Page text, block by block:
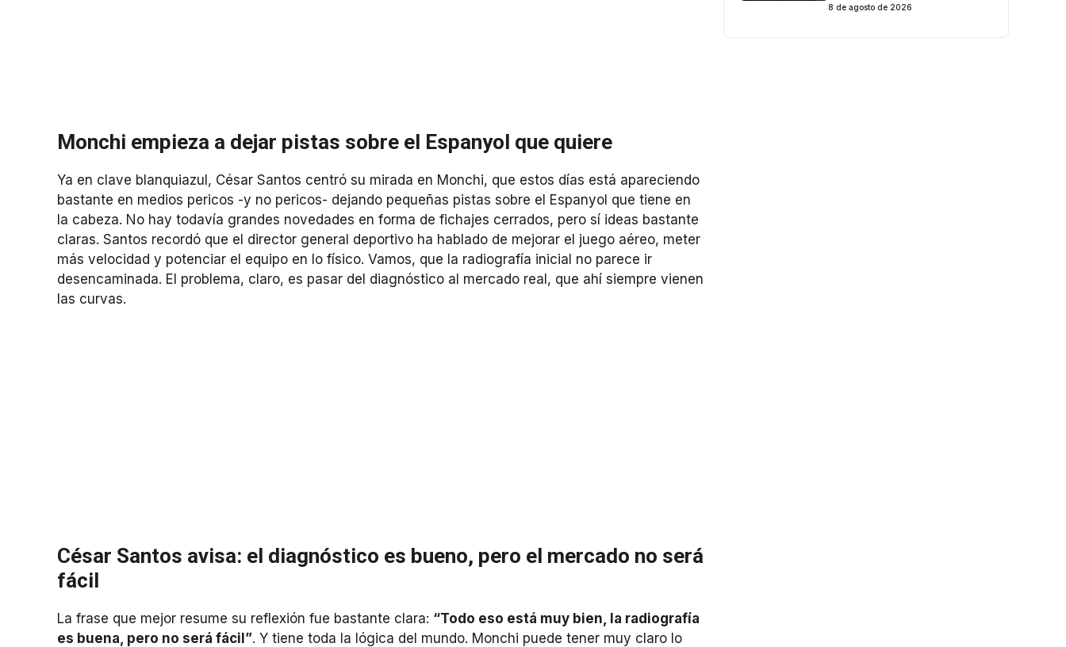
Monchi empieza a dejar pistas sobre el Espanyol que quiere
Ya en clave blanquiazul, César Santos centró su mirada en Monchi, que estos días está apareciendo
bastante en medios pericos -y no pericos- dejando pequeñas pistas sobre el Espanyol que tiene en
la cabeza. No hay todavía grandes novedades en forma de fichajes cerrados, pero sí ideas bastante
claras. Santos recordó que el director general deportivo ha hablado de mejorar el juego aéreo, meter
más velocidad y potenciar el equipo en lo físico. Vamos, que la radiografía inicial no parece ir
desencaminada. El problema, claro, es pasar del diagnóstico al mercado real, que ahí siempre vienen
las curvas.
César Santos avisa: el diagnóstico es bueno, pero el mercado no será
fácil
La frase que mejor resume su reflexión fue bastante clara: “Todo eso está muy bien, la radiografía
es buena, pero no será fácil”. Y tiene toda la lógica del mundo. Monchi puede tener muy claro lo
8 de agosto de 2026